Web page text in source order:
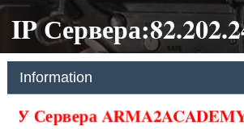
IP
Information
У Сервера